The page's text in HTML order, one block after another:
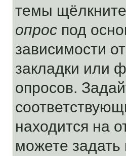
темы
опрос под
зависимости
закладки или
опросов.
находится на
можете задать